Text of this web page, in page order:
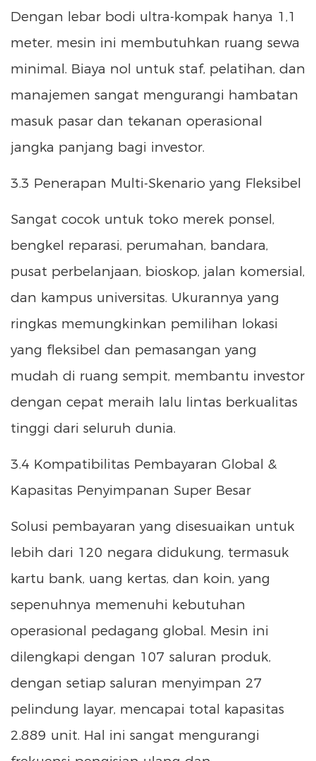
Dengan lebar bodi ultra-kompak hanya 1,1
meter, mesin ini membutuhkan ruang sewa
minimal. Biaya nol untuk staf, pelatihan, dan
manajemen sangat mengurangi hambatan
masuk pasar dan tekanan operasional
jangka panjang bagi investor.
3.3 Penerapan Multi-Skenario yang Fleksibel
Sangat cocok untuk toko merek ponsel,
bengkel reparasi, perumahan, bandara,
pusat perbelanjaan, bioskop, jalan komersial,
dan kampus universitas. Ukurannya yang
ringkas memungkinkan pemilihan lokasi
yang fleksibel dan pemasangan yang
mudah di ruang sempit, membantu investor
dengan cepat meraih lalu lintas berkualitas
tinggi dari seluruh dunia.
3.4 Kompatibilitas Pembayaran Global &
Kapasitas Penyimpanan Super Besar
Solusi pembayaran yang disesuaikan untuk
lebih dari 120 negara didukung, termasuk
kartu bank, uang kertas, dan koin, yang
sepenuhnya memenuhi kebutuhan
operasional pedagang global. Mesin ini
dilengkapi dengan 107 saluran produk,
dengan setiap saluran menyimpan 27
pelindung layar, mencapai total kapasitas
2.889 unit. Hal ini sangat mengurangi